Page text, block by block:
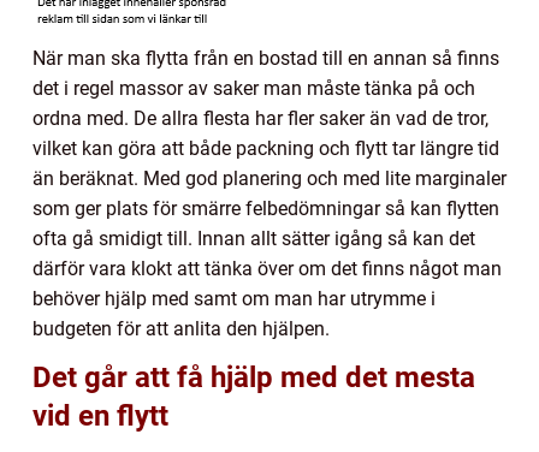
När man ska flytta från en bostad till en annan så finns
det i regel massor av saker man måste tänka på och
ordna med. De allra flesta har fler saker än vad de tror,
vilket kan göra att både packning och flytt tar längre tid
än beräknat. Med god planering och med lite marginaler
som ger plats för smärre felbedömningar så kan flytten
ofta gå smidigt till. Innan allt sätter igång så kan det
därför vara klokt att tänka över om det finns något man
behöver hjälp med samt om man har utrymme i
budgeten för att anlita den hjälpen.
Det går att få hjälp med det mesta
vid en flytt